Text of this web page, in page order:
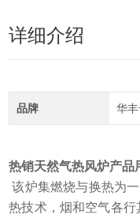
详细介绍
品牌 华
热销天然气热风炉产品
该炉集燃烧与换热为
热技术，烟和空气各